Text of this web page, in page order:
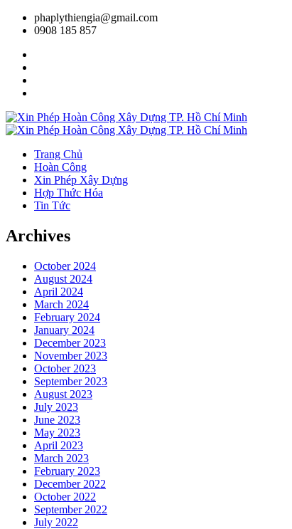
phaplythiengia@gmail.com
0908 185 857
Trang Chủ
Hoàn Công
Xin Phép Xây Dựng
Hợp Thức Hóa
Tin Tức
Archives
October 2024
August 2024
April 2024
March 2024
February 2024
January 2024
December 2023
November 2023
October 2023
September 2023
August 2023
July 2023
June 2023
May 2023
April 2023
March 2023
February 2023
December 2022
October 2022
September 2022
July 2022